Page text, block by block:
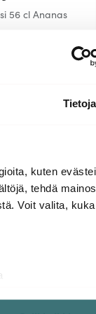
Tietoja
kuten
tehdä
Voit valita,
56 cl Ananas
- 19%